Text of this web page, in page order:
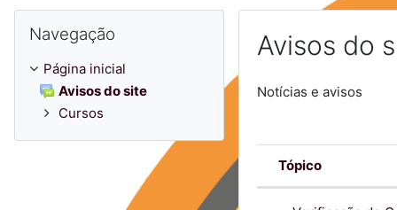
Avisos do
Notícias e avisos
Lista de
Status
Tópico
Navegação
Página inicial
Avisos do site
Cursos